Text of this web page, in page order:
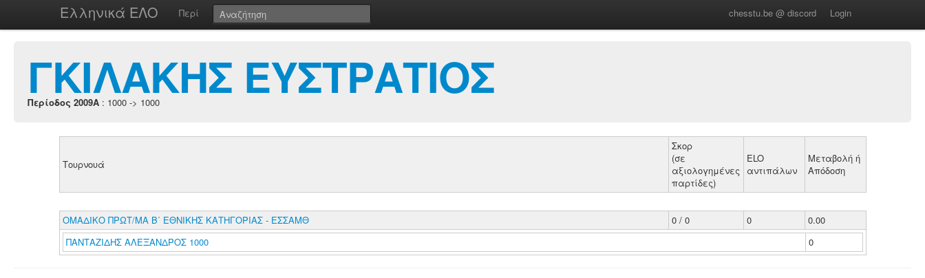
Ελληνικά ΕΛΟ Περί chesstu.be @ discord Login
ΓΚΙΛΑΚΗΣ ΕΥΣΤΡΑΤΙΟΣ
Περίοδος 2009A : 1000 -> 1000
Τουρνουά
Σκορ
(σε
αξιολογημένες
παρτίδες)
ELO
αντιπάλων
Μεταβολή ή
Απόδοση
ΟΜΑΔΙΚΟ ΠΡΩΤ/ΜΑ Β΄ ΕΘΝΙΚΗΣ ΚΑΤΗΓΟΡΙΑΣ - ΕΣΣΑΜΘ 0 / 0 0
0.00
ΠΑΝΤΑΖΙΔΗΣ ΑΛΕΞΑΝΔΡΟΣ 1000
0